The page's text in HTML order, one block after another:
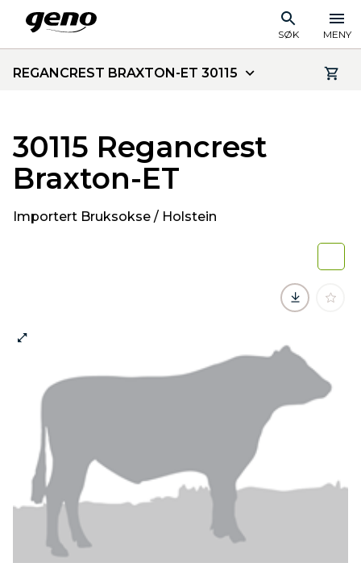
SØK MENY
REGANCREST BRAXTON-ET 30115
30115 Regancrest
Braxton-ET
Importert Bruksokse / Holstein